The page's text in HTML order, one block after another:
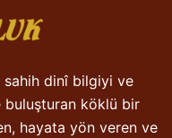
sahih dinî bilgiyi ve
buluşturan köklü bir
hayata yön veren ve